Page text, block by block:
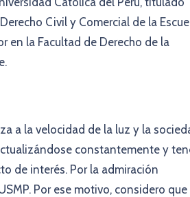
Civil y Comercial de la
en la Facultad de Derecho de la
a la velocidad de la luz y la
constantemente y
de interés. Por la admiración
Por ese motivo, considero que